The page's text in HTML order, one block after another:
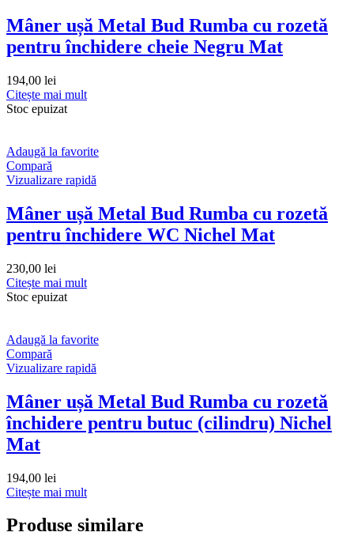
Mâner ușă Metal Bud Rumba cu rozetă
pentru închidere cheie Negru Mat
194,00 lei
Citește mai mult
Stoc epuizat
Adaugă la favorite
Compară
Vizualizare rapidă
Mâner ușă Metal Bud Rumba cu rozetă
pentru închidere WC Nichel Mat
230,00 lei
Citește mai mult
Stoc epuizat
Adaugă la favorite
Compară
Vizualizare rapidă
Mâner ușă Metal Bud Rumba cu rozetă
închidere pentru butuc (cilindru) Nichel
Mat
194,00 lei
Citește mai mult
Produse similare